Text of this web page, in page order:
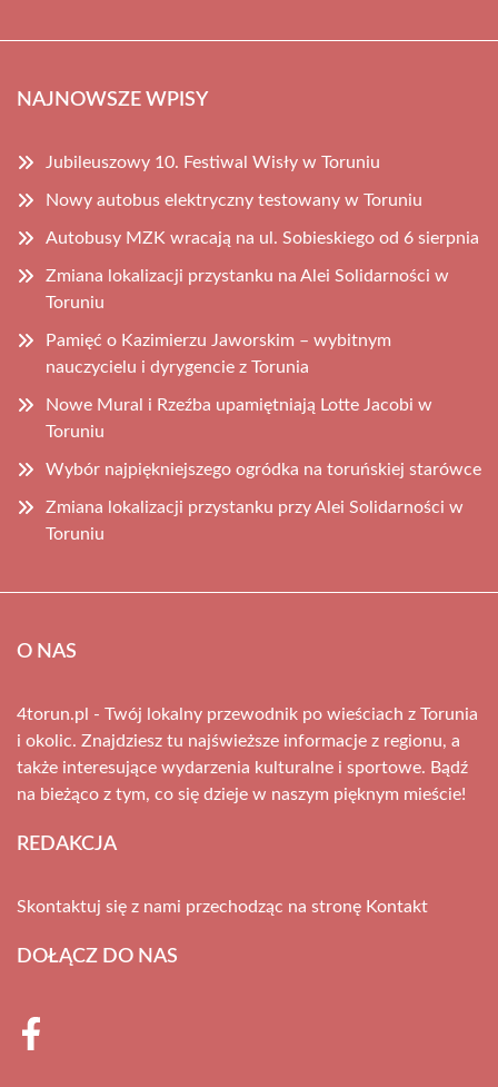
NAJNOWSZE WPISY
Jubileuszowy 10. Festiwal Wisły w Toruniu
Nowy autobus elektryczny testowany w Toruniu
Autobusy MZK wracają na ul. Sobieskiego od 6 sierpnia
Zmiana lokalizacji przystanku na Alei Solidarności w
Toruniu
Pamięć o Kazimierzu Jaworskim – wybitnym
nauczycielu i dyrygencie z Torunia
Nowe Mural i Rzeźba upamiętniają Lotte Jacobi w
Toruniu
Wybór najpiękniejszego ogródka na toruńskiej starówce
Zmiana lokalizacji przystanku przy Alei Solidarności w
Toruniu
O NAS
4torun.pl - Twój lokalny przewodnik po wieściach z Torunia
i okolic. Znajdziesz tu najświeższe informacje z regionu, a
także interesujące wydarzenia kulturalne i sportowe. Bądź
na bieżąco z tym, co się dzieje w naszym pięknym mieście!
REDAKCJA
Skontaktuj się z nami przechodząc na stronę Kontakt
DOŁĄCZ DO NAS